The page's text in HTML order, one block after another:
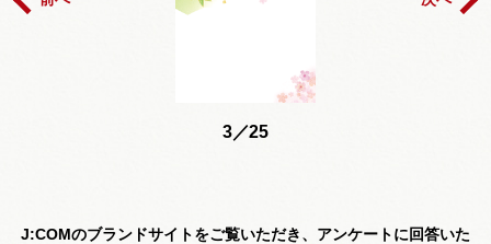
3／25
J:COMのブランドサイトをご覧いただき、 アンケートに回答いた